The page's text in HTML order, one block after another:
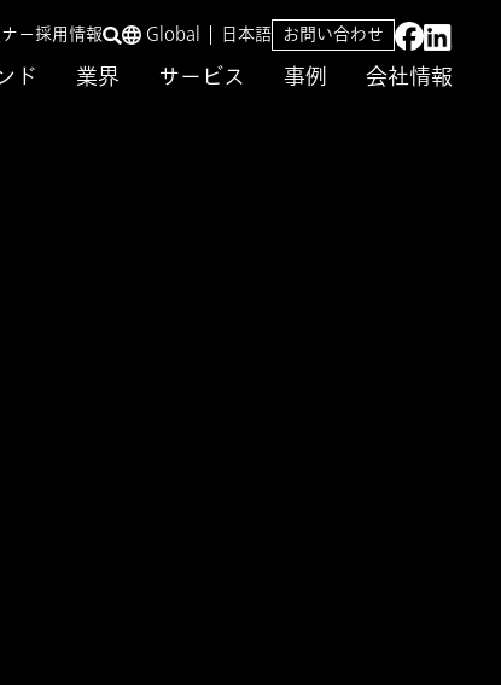
ド 業界 サービス 事例 会社情報
ー採用情報 Global 日本語 お問い合わせ